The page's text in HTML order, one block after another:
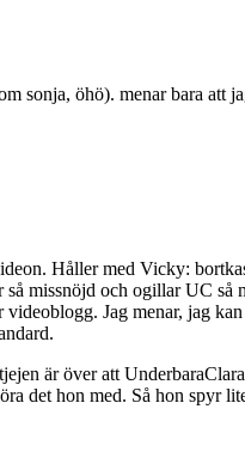
sonja, öhö). menar bara att
Håller med Vicky:
missnöjd och ogillar UC
Jag menar, jag
är över att
det hon med. Så hon spyr